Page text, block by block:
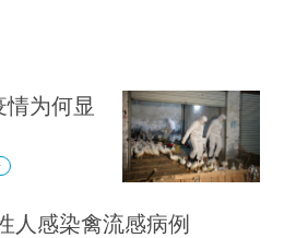
为何显
人感染禽流感病例